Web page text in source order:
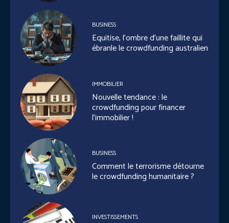
BUSINESS
Equitise, l’ombre d’une faillite qui
ébranle le crowdfunding australien
IMMOBILIER
Nouvelle tendance : le
crowdfunding pour financer
l’immobilier !
BUSINESS
Comment le terrorisme détourne
le crowdfunding humanitaire ?
INVESTISSEMENTS